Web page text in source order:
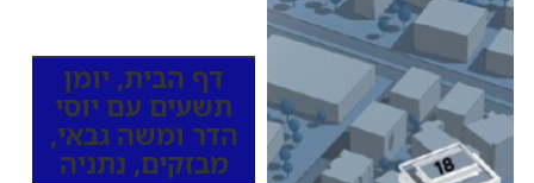
דף הבית, יומן
תשעים עם יוסי
הדר ומשה גבאי,
מבזקים, נתניה